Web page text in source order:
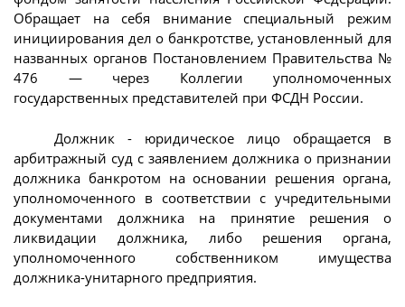
Обращает на себя внимание специальный режим
инициирования дел о банкротстве, установленный для
названных органов Постановлением Правительства №
476 — через Коллегии уполномоченных
государственных представителей при ФСДН России.
Должник - юридическое лицо обращается в
арбитражный суд с заявлением должника о признании
должника банкротом на основании решения органа,
уполномоченного в соответствии с учредительными
документами должника на принятие решения о
ликвидации должника, либо решения органа,
уполномоченного собственником имущества
должника-унитарного предприятия.